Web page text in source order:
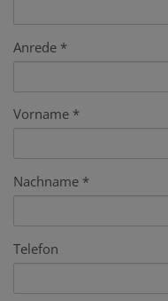
Anrede
Vorname
Nachname
Telefon